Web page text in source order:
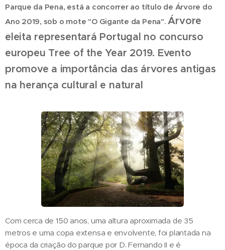
Parque da Pena, está a concorrer ao título de Árvore do
Ano 2019, sob o mote "O Gigante da Pena".Árvore
eleita representará Portugal no concurso
europeu Tree of the Year 2019. Evento
promove a importância das árvores antigas
na herança cultural e natural
Com cerca de 150 anos, uma altura aproximada de 35
metros e uma copa extensa e envolvente, foi plantada na
época da criação do parque por D. Fernando II e é